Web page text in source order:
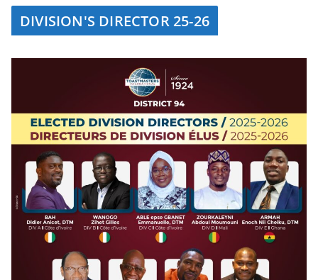
DIVISION'S DIRECTOR 25-26